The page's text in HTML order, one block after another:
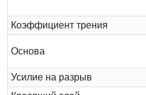
Коэффициент трения
Основа
Усилие на разрыв